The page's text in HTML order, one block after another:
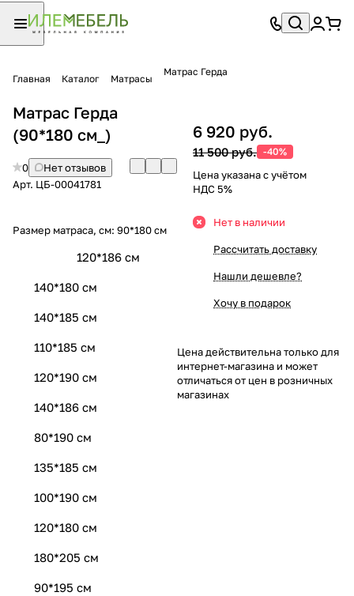
Главная Каталог Матрасы
Матрас Герда
Матрас Герда
(90*180 см_)
0
Нет отзывов
Арт. ЦБ-00041781
Размер матраса, см: 90*180 см
120*186 см
140*180 см
140*185 см
110*185 см
120*190 см
140*186 см
80*190 см
135*185 см
100*190 см
120*180 см
180*205 см
90*195 см
6 920 руб.
11 500 руб. -40%
Цена указана с учётом
НДС 5%
Нет в наличии
Рассчитать доставку
Нашли дешевле?
Хочу в подарок
Цена действительна только для
интернет-магазина и может
отличаться от цен в розничных
магазинах